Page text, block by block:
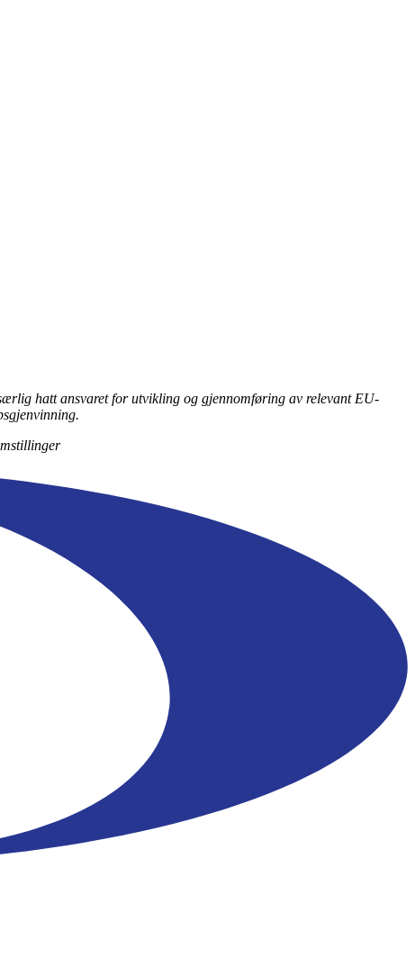
hatt ansvaret for utvikling og gjennomføring av relevant EU-